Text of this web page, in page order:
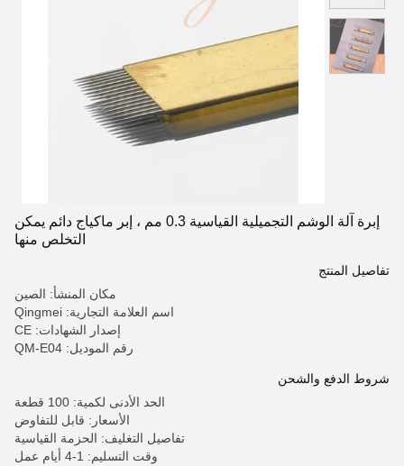
إبرة آلة الوشم التجميلية القياسية 0.3 مم ، إبر ماكياج دائم يمكن
التخلص منها
تفاصيل المنتج
مكان المنشأ: الصين
اسم العلامة التجارية: Qingmei
إصدار الشهادات: CE
رقم الموديل: QM-E04
شروط الدفع والشحن
الحد الأدنى لكمية: 100 قطعة
الأسعار: قابل للتفاوض
تفاصيل التغليف: الحزمة القياسية
وقت التسليم: 1-4 أيام عمل